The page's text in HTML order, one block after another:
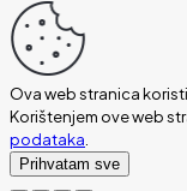
Ova web stranica
Korištenjem ove web
podataka.
Prihvatam sve